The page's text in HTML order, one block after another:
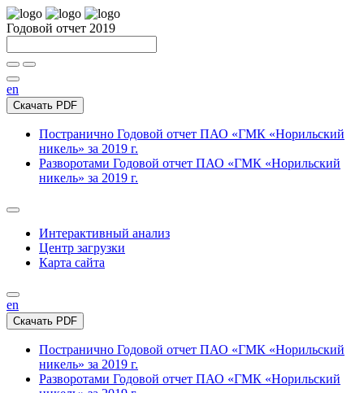
Годовой отчет 2019
en
Скачать PDF
Постранично Годовой отчет ПАО «ГМК «Норильский
никель» за 2019 г.
Разворотами Годовой отчет ПАО «ГМК «Норильский
никель» за 2019 г.
Интерактивный анализ
Центр загрузки
Карта сайта
en
Скачать PDF
Постранично Годовой отчет ПАО «ГМК «Норильский
никель» за 2019 г.
Разворотами Годовой отчет ПАО «ГМК «Норильский